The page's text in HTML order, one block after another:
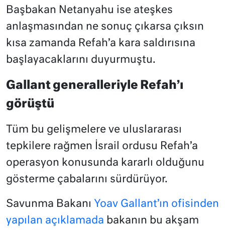
Başbakan Netanyahu ise ateşkes
anlaşmasından ne sonuç çıkarsa çıksın
kısa zamanda Refah’a kara saldırısına
başlayacaklarını duyurmuştu.
Gallant generalleriyle Refah’ı
görüştü
Tüm bu gelişmelere ve uluslararası
tepkilere rağmen İsrail ordusu Refah’a
operasyon konusunda kararlı olduğunu
gösterme çabalarını sürdürüyor.
Savunma Bakanı Yoav Gallant’ın ofisinden
yapılan açıklamada bakanın bu akşam